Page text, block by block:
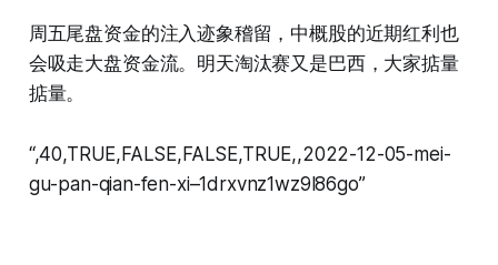
周五尾盘资金的注入迹象稽留，中概股的近期红利也
会吸走大盘资金流。明天淘汰赛又是巴西，大家掂量
掂量。
“,40,TRUE,FALSE,FALSE,TRUE,,2022-12-05-mei-
gu-pan-qian-fen-xi–1drxvnz1wz9l86go”